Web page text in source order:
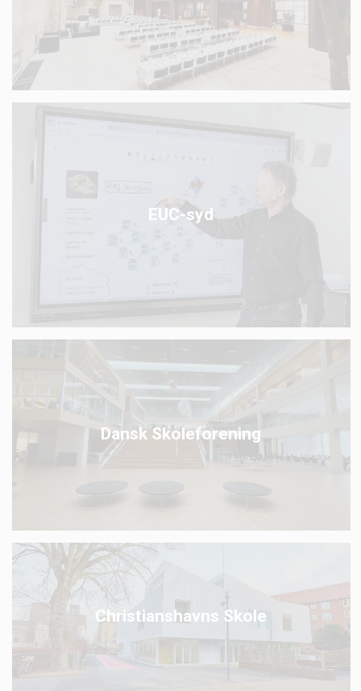
EUC-syd
Dansk Skoleforening
Christianshavns Skole